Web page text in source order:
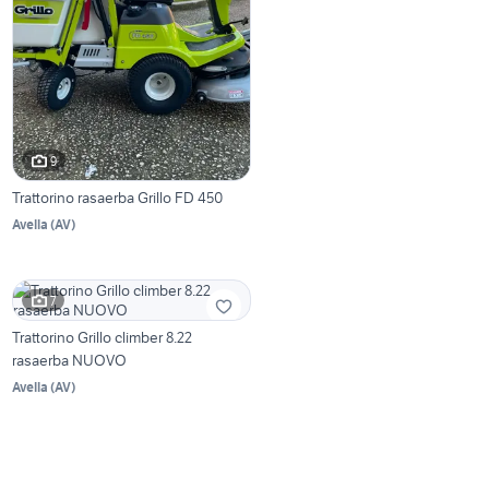
9
Trattorino rasaerba Grillo FD 450
Avella (AV)
7
Trattorino Grillo climber 8.22
rasaerba NUOVO
Avella (AV)